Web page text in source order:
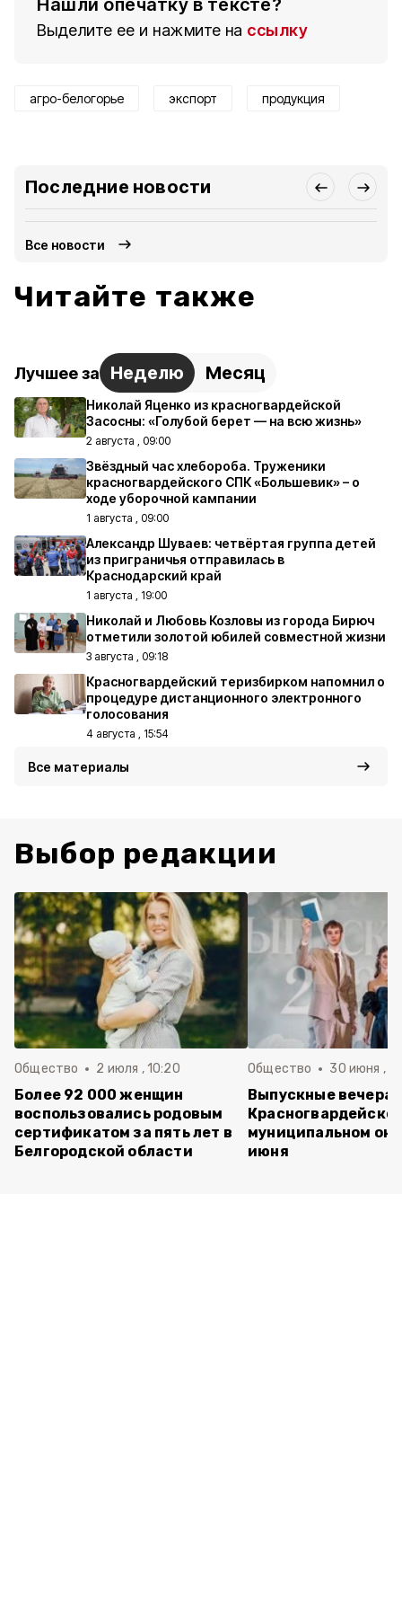
Нашли опечатку в тексте?
Выделите ее и нажмите на ссылку
агро-белогорье экспорт продукция
Последние новости
Все новости
Читайте также
Лучшее за Неделю Месяц
Николай Яценко из красногвардейской
Засосны: «Голубой берет — на всю жизнь»
2 августа , 09:00
Звёздный час хлебороба. Труженики
красногвардейского СПК «Большевик» – о
ходе уборочной кампании
1 августа , 09:00
Александр Шуваев: четвёртая группа детей
из приграничья отправилась в
Краснодарский край
1 августа , 19:00
Николай и Любовь Козловы из города Бирюч
отметили золотой юбилей совместной жизни
3 августа , 09:18
Красногвардейский теризбирком напомнил о
процедуре дистанционного электронного
голосования
4 августа , 15:54
Все материалы
Выбор редакции
Общество 2 июля , 10:20
Более 92 000 женщин
воспользовались родовым
сертификатом за пять лет в
Белгородской области
Общество 30 июня ,
Выпускные вечера
муниципальном
июня